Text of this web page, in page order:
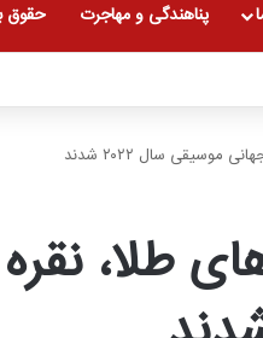
پناهندگی و مهاجرت حقوق
سال ۲۰۲۲ شدند
طلا،